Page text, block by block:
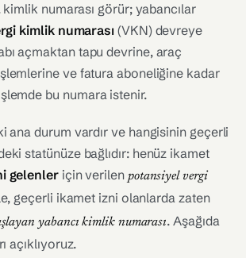
kimlik numarası görür; yabancılar
kimlik numarası(VKN) devreye
açmaktan tapu devrine, araç
ve fatura aboneliğine kadar
bu numara istenir.
ana durum vardır ve hangisinin geçerli
statünüze bağlıdır: henüz ikamet
gelenleriçin verilen potansiyel vergi
geçerli ikamet izni olanlarda zaten
yabancı kimlik numarası. Aşağıda
açıklıyoruz.